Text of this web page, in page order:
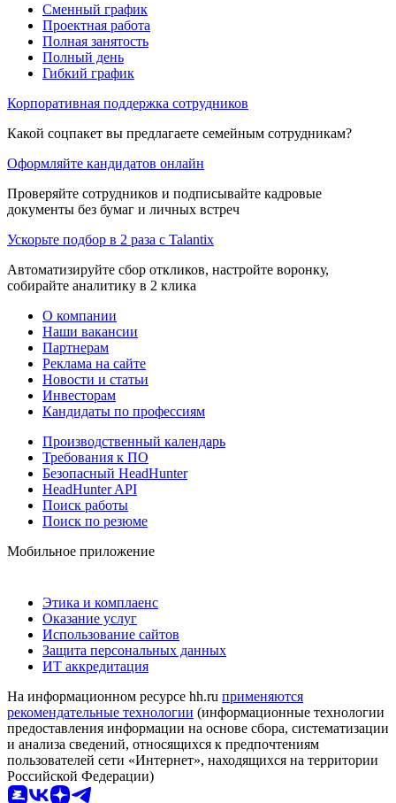
Сменный график
Проектная работа
Полная занятость
Полный день
Гибкий график
Корпоративная поддержка сотрудников
Какой соцпакет вы предлагаете семейным сотрудникам?
Оформляйте кандидатов онлайн
Проверяйте сотрудников и подписывайте кадровые
документы без бумаг и личных встреч
Ускорьте подбор в 2 раза с Talantix
Автоматизируйте сбор откликов, настройте воронку,
собирайте аналитику в 2 клика
О компании
Наши вакансии
Партнерам
Реклама на сайте
Новости и статьи
Инвесторам
Кандидаты по профессиям
Производственный календарь
Требования к ПО
Безопасный HeadHunter
HeadHunter API
Поиск работы
Поиск по резюме
Мобильное приложение
Этика и комплаенс
Оказание услуг
Использование сайтов
Защита персональных данных
ИТ аккредитация
На информационном ресурсе hh.ru применяются
рекомендательные технологии (информационные технологии
предоставления информации на основе сбора, систематизации
и анализа сведений, относящихся к предпочтениям
пользователей сети «Интернет», находящихся на территории
Российской Федерации)